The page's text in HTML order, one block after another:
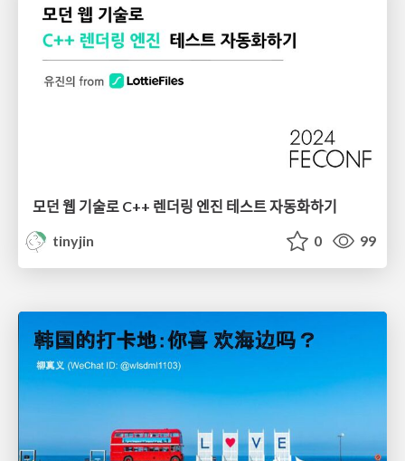
모던 웹 기술로 C++ 렌더링 엔진 테스트 자동화하기
tinyjin
0 99